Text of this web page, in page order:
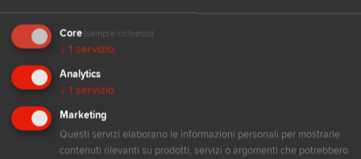
* Le spese di spedizione dipendono dal peso
e dalle dimensioni della confezione
Per saperne di più
Core (sempre richiesto)
↓ 1 servizio
Analytics
↓ 1 servizio
Marketing
Questi servizi elaborano le informazioni personali per mostrarle
contenuti rilevanti su prodotti, servizi o argomenti che potrebbero